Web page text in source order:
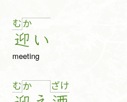
むか
迎 い
meeting
むか ざけ